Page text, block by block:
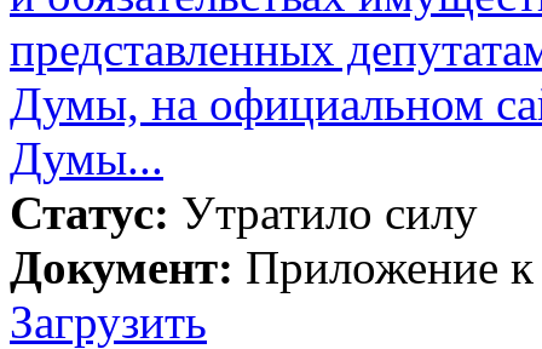
представленных
Думы, на официальном
Думы...
Статус: Утратило силу
Документ: Приложение
Загрузить